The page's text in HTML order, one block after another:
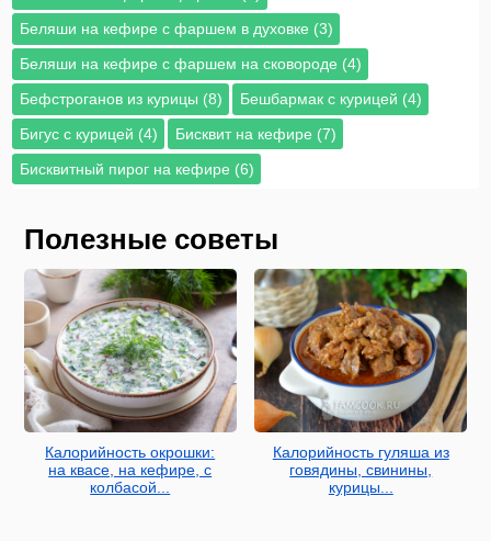
Беляши на кефире с фаршем в духовке (3)
Беляши на кефире с фаршем на сковороде (4)
Бефстроганов из курицы (8)
Бешбармак с курицей (4)
Бигус с курицей (4)
Бисквит на кефире (7)
Бисквитный пирог на кефире (6)
Полезные советы
Калорийность окрошки:
на квасе, на кефире, с
колбасой...
Калорийность гуляша из
говядины, свинины,
курицы...